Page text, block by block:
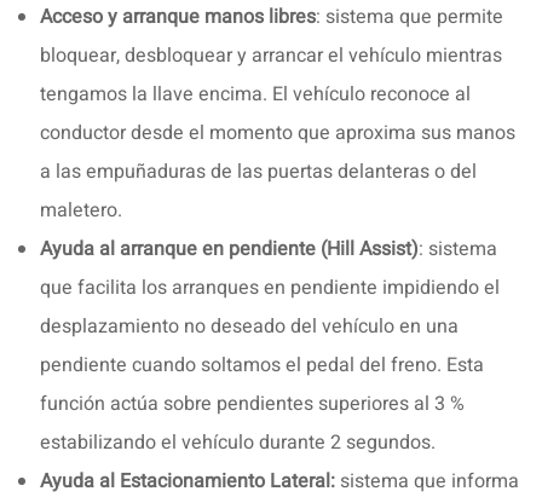
Acceso y arranque manos libres: sistema que permite
bloquear, desbloquear y arrancar el vehículo mientras
tengamos la llave encima. El vehículo reconoce al
conductor desde el momento que aproxima sus manos
a las empuñaduras de las puertas delanteras o del
maletero.
Ayuda al arranque en pendiente (Hill Assist): sistema
que facilita los arranques en pendiente impidiendo el
desplazamiento no deseado del vehículo en una
pendiente cuando soltamos el pedal del freno. Esta
función actúa sobre pendientes superiores al 3 %
estabilizando el vehículo durante 2 segundos.
Ayuda al Estacionamiento Lateral: sistema que informa